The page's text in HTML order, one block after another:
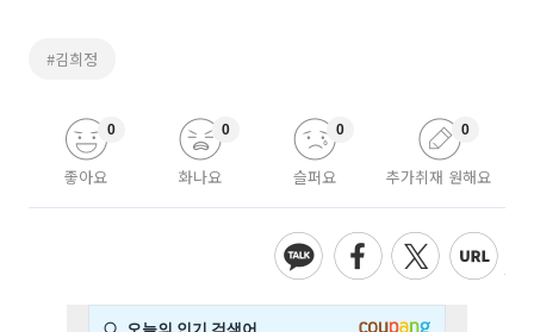
#김희정
좋아요
0
화나요
0
슬퍼요
0
추가취재 원해요
0